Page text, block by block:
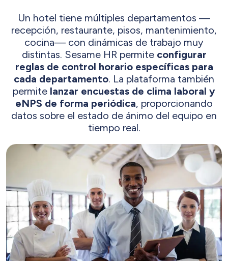
Un hotel tiene múltiples departamentos —
recepción, restaurante, pisos, mantenimiento,
cocina— con dinámicas de trabajo muy
distintas. Sesame HR permite configurar
reglas de control horario específicas para
cada departamento. La plataforma también
permite lanzar encuestas de clima laboral y
eNPS de forma periódica, proporcionando
datos sobre el estado de ánimo del equipo en
tiempo real.